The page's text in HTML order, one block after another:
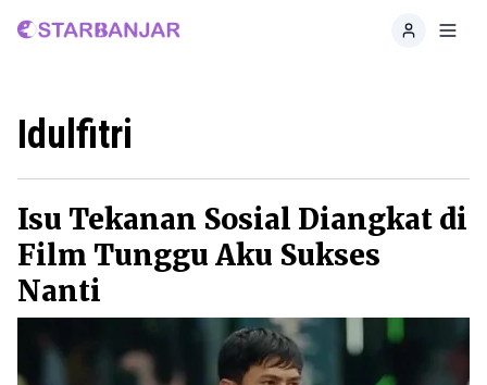
Home
Idulfitri
Isu Tekanan Sosial Diangkat di
Film Tunggu Aku Sukses
Nanti